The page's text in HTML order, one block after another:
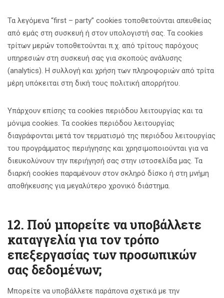
Τα λεγόμενα “first – party” cookies τοποθετούνται απευθείας
από εμάς στη συσκευή ή στον υπολογιστή σας. Τα cookies
τρίτων μερών τοποθετούνται π.χ. από τρίτους παρόχους
υπηρεσιών στη συσκευή σας για σκοπούς ανάλυσης
(analytics). Η συλλογή και χρήση των πληροφοριών από τρίτα
μέρη υπόκειται στη δική τους πολιτική απορρήτου.
Υπάρχουν επίσης τα cookies περιόδου λειτουργίας και τα
μόνιμα cookies. Τα cookies περιόδου λειτουργίας
διαγράφονται μετά τον τερματισμό της περιόδου λειτουργίας
του προγράμματος περιήγησης και χρησιμοποιούνται για να
διευκολύνουν την περιήγησή σας στην ιστοσελίδα μας. Τα
διαρκή cookies παραμένουν στον σκληρό δίσκο ή στη μνήμη
αποθήκευσης για μεγαλύτερο χρονικό διάστημα.
12. Πού μπορείτε να υποβάλλετε
καταγγελία για τον τρόπο
επεξεργασίας των προσωπικών
σας δεδομένων;
Μπορείτε να υποβάλλετε παράπονα σχετικά με την